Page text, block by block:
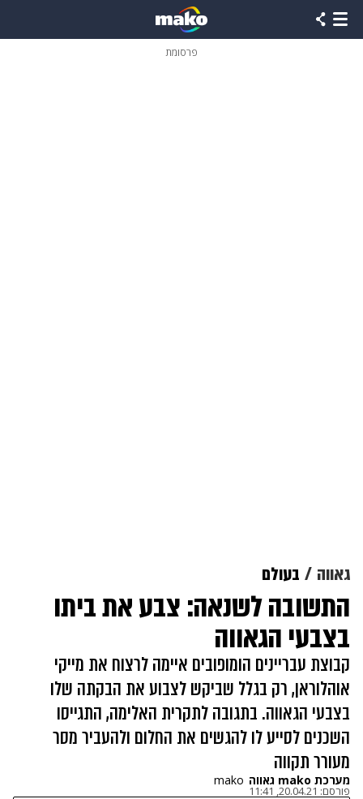
פרסומת
גאווה בעולם
התשובה לשנאה: צבע את ביתו
בצבעי הגאווה
קבוצת עבריינים הומופובים איימה לרצוח את מייקי
אוהלוראן, רק בגלל שביקש לצבוע את הבקתה שלו
בצבעי הגאווה. בתגובה לתקרית האלימה, התגייסו
השכנים לסייע לו להגשים את החלום ולהעביר מסר
מעורר תקווה
מערכת mako גאווה mako
פורסם: 20.04.21, 11:41